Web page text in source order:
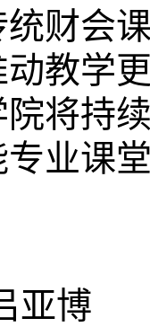
财会
教学
将持
业课
亚博